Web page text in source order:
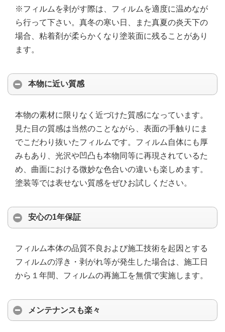
※フィルムを剥がす際は、フィルムを適度に温めなが
ら行って下さい。真冬の寒い日、また真夏の炎天下の
場合、粘着剤が柔らかくなり塗装面に残ることがあり
ます。
本物に近い質感
本物の素材に限りなく近づけた質感になっています。
見た目の質感は当然のことながら、表面の手触りにま
でこだわり抜いたフィルムです。フィルム自体にも厚
みもあり、光沢や凹凸も本物同等に再現されているた
め、曲面における微妙な色合いの違いも楽しめます。
塗装等では表せない質感をぜひお試しください。
安心の1年保証
フィルム本体の品質不良および施工技術を起因とする
フィルムの浮き・剥がれ等が発生した場合は、施工日
から１年間、フィルムの再施工を無償で実施します。
メンテナンスも楽々